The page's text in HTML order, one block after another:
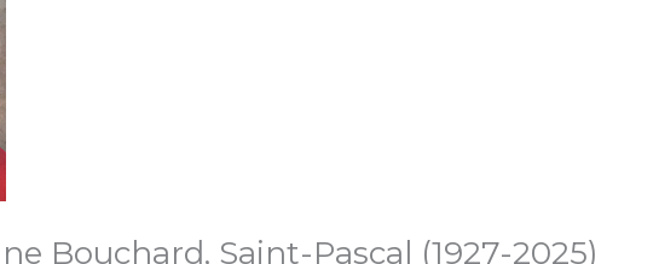
Bouchard, Saint-Pascal (1927-2025)